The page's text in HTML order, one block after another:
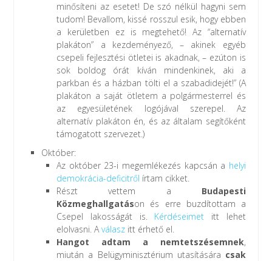
minősíteni az esetet! De szó nélkül hagyni sem
tudom! Bevallom, kissé rosszul esik, hogy ebben
a kerületben ez is megtehető! Az “alternatív
plakáton” a kezdeményező, – akinek egyéb
csepeli fejlesztési ötletei is akadnak, – ezúton is
sok boldog órát kíván mindenkinek, aki a
parkban és a házban tölti el a szabadidejét!” (A
plakáton a saját ötletem a polgármesterrel és
az egyesületének logójával szerepel. Az
alternatív plakáton én, és az általam segítőként
támogatott szervezet.)
Október:
Az október 23-i megemlékezés kapcsán a helyi
demokrácia-deficitről írtam cikket.
Részt vettem a Budapesti
Közmeghallgatáson és erre buzdítottam a
Csepel lakosságát is. Kérdéseimet itt lehet
elolvasni. Aválasz itt érhető el.
Hangot adtam a nemtetszésemnek,
miután a Belügyminisztérium utasítására csak